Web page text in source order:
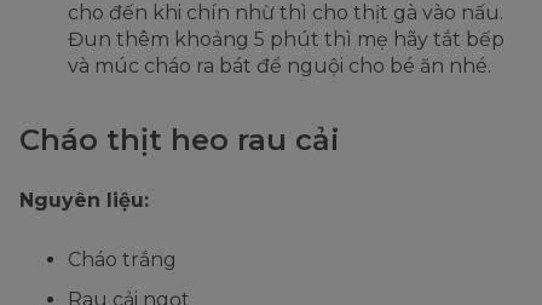
cho đến khi chín nhừ thì cho thịt gà vào nấu.
Đun thêm khoảng 5 phút thì mẹ hãy tắt bếp
và múc cháo ra bát để nguội cho bé ăn nhé.
Cháo thịt heo rau cải
Nguyên liệu:
Cháo trắng
Rau cải ngọt